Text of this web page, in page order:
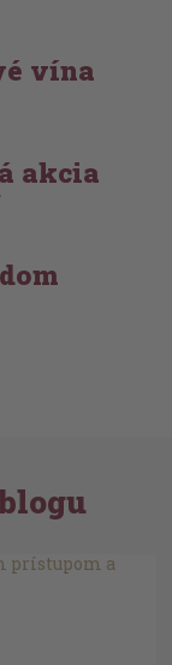
vína
akcia